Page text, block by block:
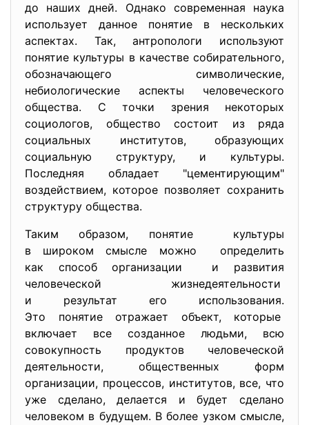
до наших дней. Однако современная наука
использует данное понятие в нескольких
аспектах. Так, антропологи используют
понятие культуры в качестве собирательного,
обозначающего символические,
небиологические аспекты человеческого
общества. С точки зрения некоторых
социологов, общество состоит из ряда
социальных институтов, образующих
социальную структуру, и культуры.
Последняя обладает "цементирующим"
воздействием, которое позволяет сохранить
структуру общества.
Таким образом, понятие культуры
в широком смысле можно определить
как способ организации и развития
человеческой жизнедеятельности
и результат его использования.
Это понятие отражает объект, которые
включает все созданное людьми, всю
совокупность продуктов человеческой
деятельности, общественных форм
организации, процессов, институтов, все, что
уже сделано, делается и будет сделано
человеком в будущем. В более узком смысле,